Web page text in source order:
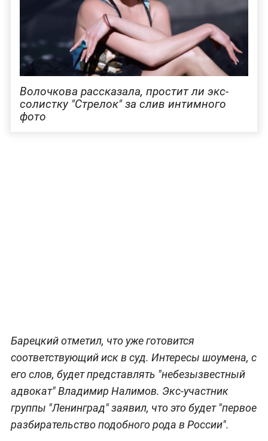
Волочкова рассказала, простит ли экс-
солистку "Стрелок" за слив интимного
фото
Барецкий отметил, что уже готовится
соответствующий иск в суд. Интересы шоумена, с
его слов, будет представлять "небезызвестный
адвокат" Владимир Налимов. Экс-участник
группы "Ленинград" заявил, что это будет "первое
разбирательство подобного рода в России".